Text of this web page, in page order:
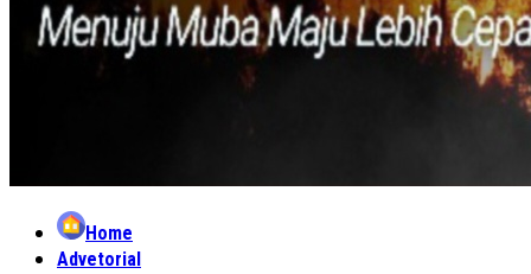
Home
Advetorial